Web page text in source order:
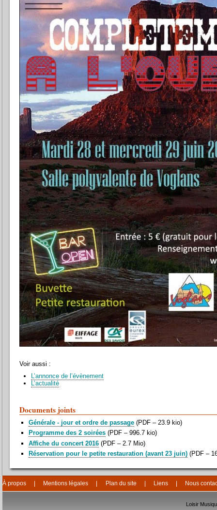
Voir aussi :
L’annonce de l’évènement
L’actualité
Documents joints
Générale - jour et ordre de passage (PDF – 23.9 kio)
Programme des 2 soirées (PDF – 996.7 kio)
Affiche du concert 2016 (PDF – 2.7 Mio)
Réservation pour le petite restauration (avant 23 juin) (PDF –
À propos Mentions légales Plan du site Liens Nous
Loisir